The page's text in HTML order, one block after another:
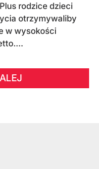
rodzice dzieci
otrzymywaliby
w wysokości